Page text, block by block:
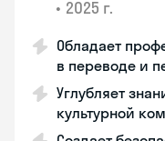
• 2025 г.
Обладает
в переводе и
Углубляет
культурной